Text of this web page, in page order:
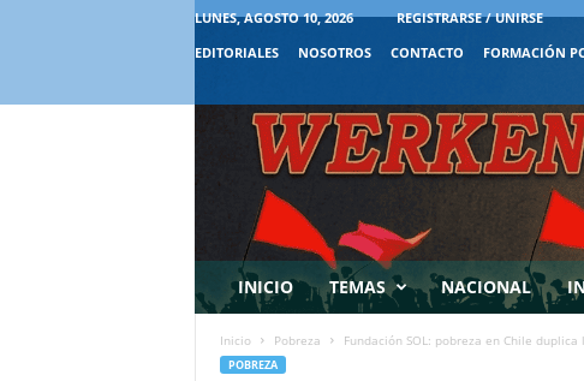
LUNES, AGOSTO 10, 2026
REGISTRARSE / UNIRSE
EDITORIALES
NOSOTROS CONTACTO FORMACIÓN
INICIO TEMAS NACIONAL
Inicio Pobreza Fundación SOL: pobreza en Chile
POBREZA